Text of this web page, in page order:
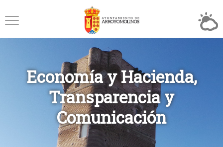
Economía y Hacienda,
Transparencia y
Comunicación